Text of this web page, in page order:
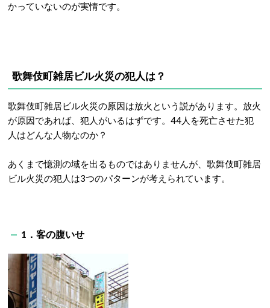
かっていないのが実情です。
歌舞伎町雑居ビル火災の犯人は？
歌舞伎町雑居ビル火災の原因は放火という説があります。放火
が原因であれば、犯人がいるはずです。44人を死亡させた犯
人はどんな人物なのか？
あくまで憶測の域を出るものではありませんが、歌舞伎町雑居
ビル火災の犯人は3つのパターンが考えられています。
1．客の腹いせ